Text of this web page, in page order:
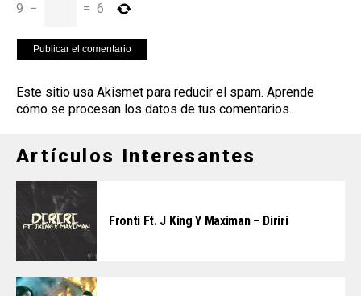
9 − = 6
Este sitio usa Akismet para reducir el spam. Aprende
cómo se procesan los datos de tus comentarios.
Artículos Interesantes
Fronti Ft. J King Y Maximan – Diriri